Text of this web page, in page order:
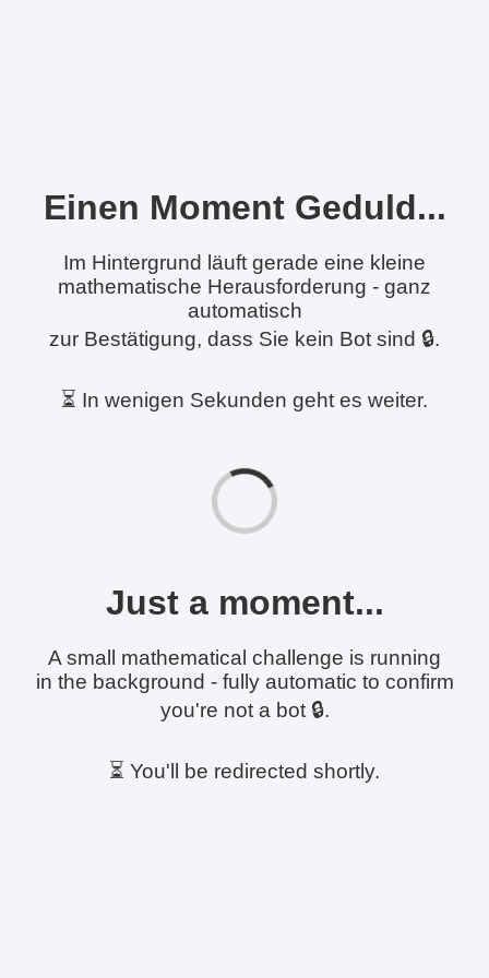
Einen Moment Geduld...
Im Hintergrund läuft gerade eine kleine
mathematische Herausforderung - ganz
automatisch
zur Bestätigung, dass Sie kein Bot sind 🔒.
⏳ In wenigen Sekunden geht es weiter.
Just a moment...
A small mathematical challenge is running
in the background - fully automatic to confirm
you're not a bot 🔒.
⏳ You'll be redirected shortly.